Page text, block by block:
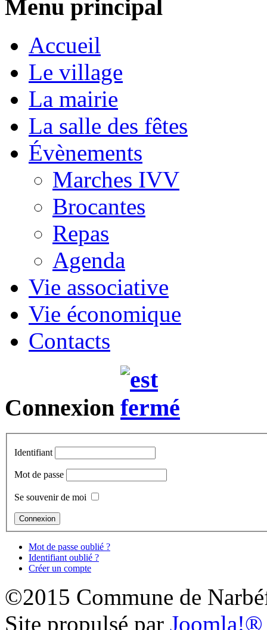
Menu principal
Accueil
Le village
La mairie
La salle des fêtes
Évènements
Marches IVV
Brocantes
Repas
Agenda
Vie associative
Vie économique
Contacts
Connexion
Identifiant
Mot de passe
Se souvenir de moi
Mot de passe oublié ?
Identifiant oublié ?
Créer un compte
©2015 Commune de
Site propulsé par Joomla!®